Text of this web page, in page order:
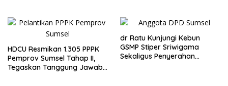
HDCU Resmikan 1.305 PPPK
Pemprov Sumsel Tahap II,
Tegaskan Tanggung Jawab
dr Ratu Kunjungi Kebun
GSMP Stiper Sriwigama
Sekaligus Penyerahan